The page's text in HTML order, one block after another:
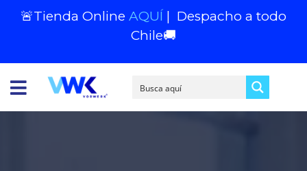
🚨Tienda Online AQUÍ | Despacho a todo
Chile🚚